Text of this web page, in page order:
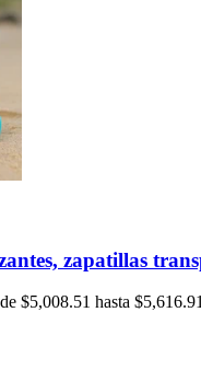
zapatillas
$5,008.51 hasta $5,616.91